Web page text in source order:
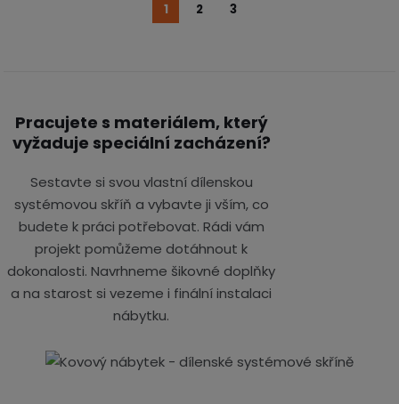
1 2 3
Pracujete s materiálem, který
vyžaduje speciální zacházení?
Sestavte si svou vlastní dílenskou
systémovou skříň a vybavte ji vším, co
budete k práci potřebovat. Rádi vám
projekt pomůžeme dotáhnout k
dokonalosti. Navrhneme šikovné doplňky
a na starost si vezeme i finální instalaci
nábytku.